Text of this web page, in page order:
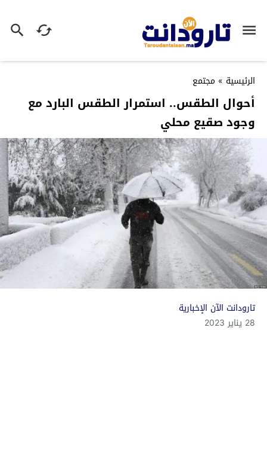
الرئيسية » مجتمع
أحوال الطقس.. استمرار الطقس البارد مع
وجود صقيع محلي
تارودانت الآن الإخبارية
28 يناير 2023